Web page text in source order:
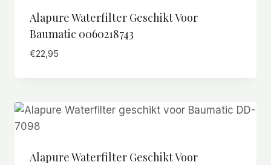
Alapure Waterfilter Geschikt Voor
Baumatic 0060218743
€22,95
Alapure Waterfilter Geschikt Voor